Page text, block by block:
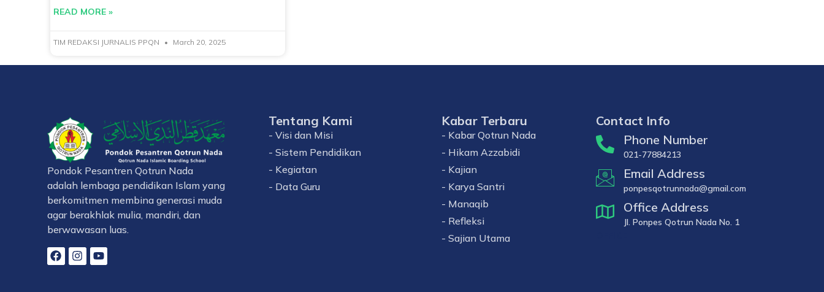
READ MORE »
TIM REDAKSI JURNALIS PPQN March 20, 2025
Pondok Pesantren Qotrun Nada
adalah lembaga pendidikan Islam yang
berkomitmen membina generasi muda
agar berakhlak mulia, mandiri, dan
berwawasan luas.
Tentang Kami
- Visi dan Misi
- Sistem Pendidikan
- Kegiatan
- Data Guru
Kabar Terbaru
- Kabar Qotrun Nada
- Hikam Azzabidi
- Kajian
- Karya Santri
- Manaqib
- Refleksi
- Sajian Utama
Contact Info
Phone Number
021-77884213
Email Address
ponpesqotrunnada@gmail.com
Office Address
Jl. Ponpes Qotrun Nada No. 1